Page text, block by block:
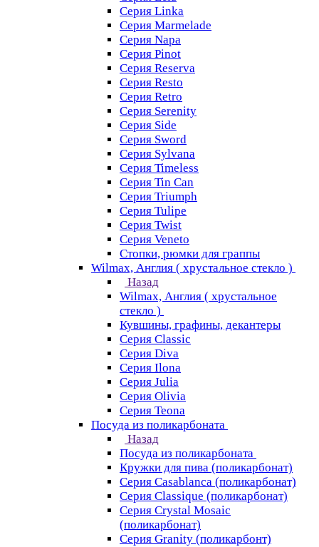
Серия Linka
Серия Marmelade
Серия Napa
Серия Pinot
Серия Reserva
Серия Resto
Серия Retro
Серия Serenity
Серия Side
Серия Sword
Серия Sуlvana
Серия Timeless
Серия Tin Can
Серия Triumph
Серия Tulipe
Серия Twist
Серия Veneto
Стопки, рюмки для граппы
Wilmax, Англия ( хрустальное стекло )
Назад
Wilmax, Англия ( хрустальное
стекло )
Кувшины, графины, декантеры
Серия Classic
Серия Diva
Серия Ilona
Серия Julia
Серия Olivia
Серия Teona
Посуда из поликарбоната
Назад
Посуда из поликарбоната
Кружки для пива (поликарбонат)
Серия Casablanсa (поликарбонат)
Серия Classique (поликарбонат)
Серия Crystal Mosaic
(поликарбонат)
Серия Granity (поликарбонт)